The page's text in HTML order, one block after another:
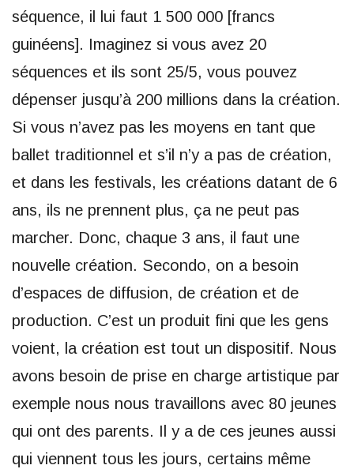
séquence, il lui faut 1 500 000 [francs
guinéens]. Imaginez si vous avez 20
séquences et ils sont 25/5, vous pouvez
dépenser jusqu’à 200 millions dans la création.
Si vous n’avez pas les moyens en tant que
ballet traditionnel et s’il n’y a pas de création,
et dans les festivals, les créations datant de 6
ans, ils ne prennent plus, ça ne peut pas
marcher. Donc, chaque 3 ans, il faut une
nouvelle création. Secondo, on a besoin
d’espaces de diffusion, de création et de
production. C’est un produit fini que les gens
voient, la création est tout un dispositif. Nous
avons besoin de prise en charge artistique par
exemple nous nous travaillons avec 80 jeunes
qui ont des parents. Il y a de ces jeunes aussi
qui viennent tous les jours, certains même